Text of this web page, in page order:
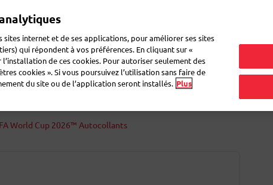
Zoeken
Etiquettes pour colis Enveloppes & boîtes Cahiers Atoma
World Cup 2026™ Autocollants
internet et de ses applications, pour améliorer ses sites
qui répondent à vos préférences. En cliquant sur «
de ces cookies. Pour autoriser seulement des
cookies ». Si vous poursuivez l’utilisation sans faire de
du site ou de l’application seront installés. Plus